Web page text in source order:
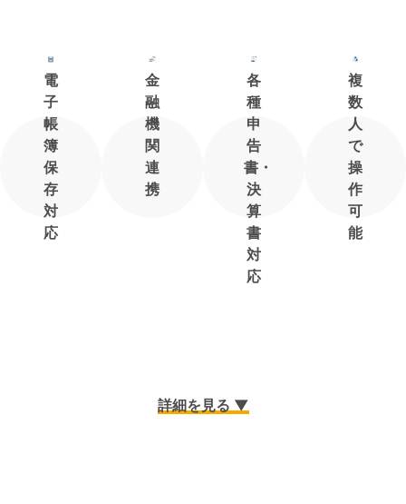
電
子
帳
簿
保
存
対
応
金
融
機
関
連
携
各
種
申
告
書・
決
算
書
対
応
複
数
人
で
操
作
可
能
詳細を見る ▼